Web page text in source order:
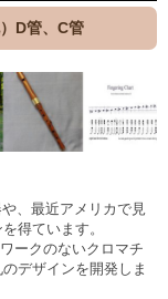
D管、C管
、最近アメリカで見
得ています。
ークのないクロマチ
デザインを開発しま